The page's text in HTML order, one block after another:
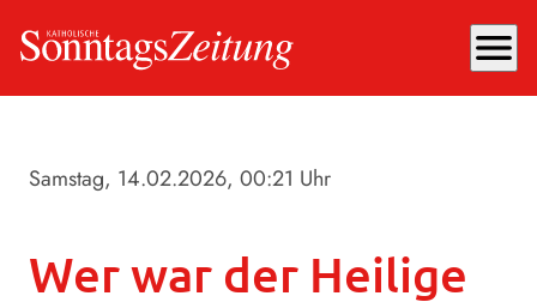
menu
Samstag, 14.02.2026, 00:21 Uhr
Wer war der Heilige